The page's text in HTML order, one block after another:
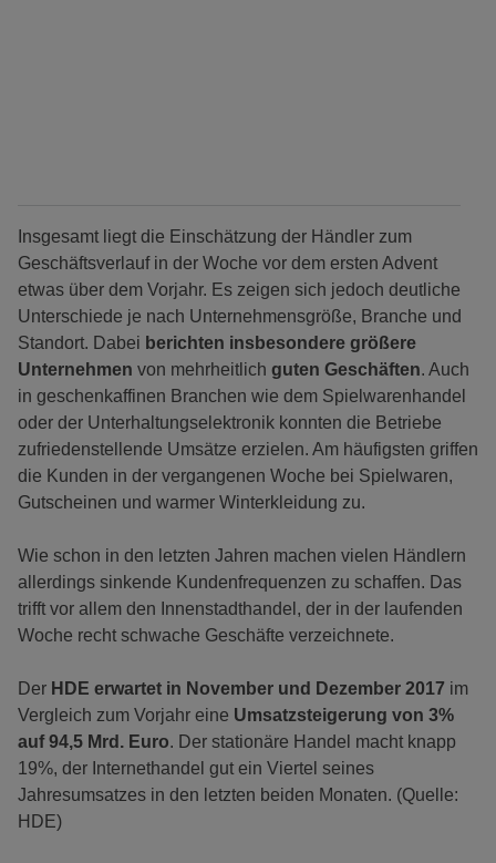
Insgesamt liegt die Einschätzung der Händler zum
Geschäftsverlauf in der Woche vor dem ersten Advent
etwas über dem Vorjahr. Es zeigen sich jedoch deutliche
Unterschiede je nach Unternehmensgröße, Branche und
Standort. Dabei berichten insbesondere größere
Unternehmen von mehrheitlich guten Geschäften. Auch
in geschenkaffinen Branchen wie dem Spielwarenhandel
oder der Unterhaltungselektronik konnten die Betriebe
zufriedenstellende Umsätze erzielen. Am häufigsten griffen
die Kunden in der vergangenen Woche bei Spielwaren,
Gutscheinen und warmer Winterkleidung zu.
Wie schon in den letzten Jahren machen vielen Händlern
allerdings sinkende Kundenfrequenzen zu schaffen. Das
trifft vor allem den Innenstadthandel, der in der laufenden
Woche recht schwache Geschäfte verzeichnete.
Der HDE erwartet in November und Dezember 2017 im
Vergleich zum Vorjahr eine Umsatzsteigerung von 3%
auf 94,5 Mrd. Euro. Der stationäre Handel macht knapp
19%, der Internethandel gut ein Viertel seines
Jahresumsatzes in den letzten beiden Monaten. (Quelle:
HDE)